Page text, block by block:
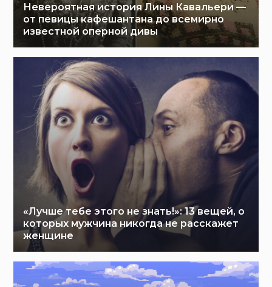
Невероятная история Лины Кавальери —
от певицы кафешантана до всемирно
известной оперной дивы
«Лучше тебе этого не знать!»: 13 вещей, о
которых мужчина никогда не расскажет
женщине